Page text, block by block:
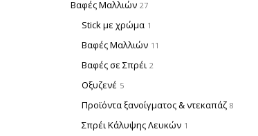
Βαφές Μαλλιών 27
Stick με χρώμα 1
Βαφές Μαλλιών 11
Βαφές σε Σπρέι 2
Οξυζενέ 5
Προϊόντα ξανοίγματος & ντεκαπάζ 8
Σπρέι Κάλυψης Λευκών 1